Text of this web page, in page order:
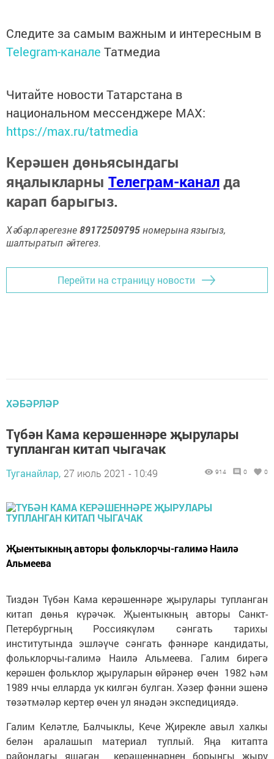
Следите за самым важным и интересным в
Telegram-канале Татмедиа
Читайте новости Татарстана в
национальном мессенджере MАХ:
https://max.ru/tatmedia
Керәшен дөньясындагы
яңалыкларны Телеграм-каналда
карап барыгыз.
Хәбәрләрегезне89172509795номерына языгыз,
шалтыратып әйтегез.
Перейти на страницу новости
ХӘБӘРЛӘР
Түбән Кама керәшеннәре җырулары
тупланган китап чыгачак
Туганайлар, 27 июль 2021 - 10:49 914 0 0
Җыентыкның авторы фольклорчы-галимә Наилә
Альмеева
Тиздән Түбән Кама керәшеннәре җырулары тупланган
китап дөнья күрәчәк. Җыентыкның авторы Санкт-
Петербургның Россиякүләм сәнгать тарихы
институтында эшләүче сәнгать фәннәре кандидаты,
фольклорчы-галимә Наилә Альмеева. Галим бирегә
керәшен фольклор җыруларын өйрәнер өчен 1982 һәм
1989 нчы елларда ук килгән булган. Хәзер фәнни эшенә
төзәтмәләр кертер өчен ул янәдән экспедициядә.
Галим Келәтле, Балчыклы, Кече Җирекле авыл халкы
белән аралашып материал туплый. Яңа китапта
райондагы яшәгән керәшеннәрнең борынгы җыру